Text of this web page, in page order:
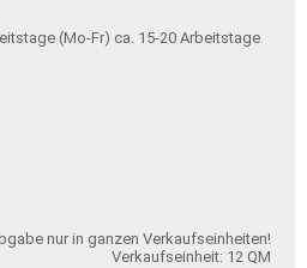
ca. 15-20 Arbeitstage
nur in ganzen Verkaufseinheiten!
Verkaufseinheit: 12 QM